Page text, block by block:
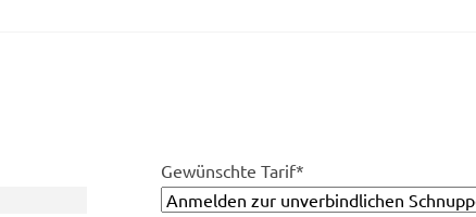
Pflichtfeld
Gewünschte Tarif*